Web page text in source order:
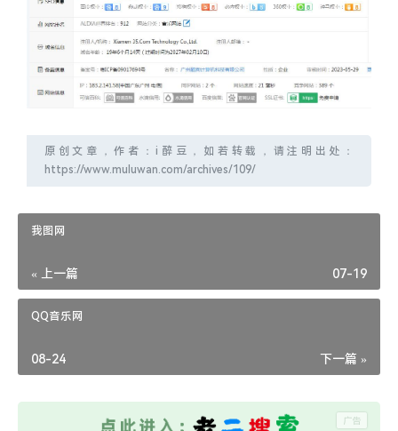
原创文章，作者：i醉豆，如若转载，请注明出处：
https://www.muluwan.com/archives/109/
我图网
« 上一篇 07-19
QQ音乐网
下一篇 »
08-24